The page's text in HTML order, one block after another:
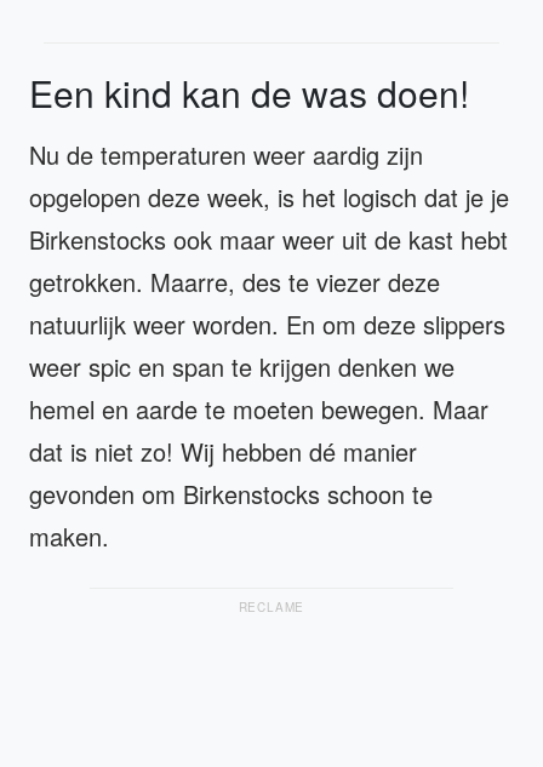
Een kind kan de was doen!
Nu de temperaturen weer aardig zijn
opgelopen deze week, is het logisch dat je je
Birkenstocks ook maar weer uit de kast hebt
getrokken. Maarre, des te viezer deze
natuurlijk weer worden. En om deze slippers
weer spic en span te krijgen denken we
hemel en aarde te moeten bewegen. Maar
dat is niet zo! Wij hebben dé manier
gevonden om Birkenstocks schoon te
maken.
RECLAME